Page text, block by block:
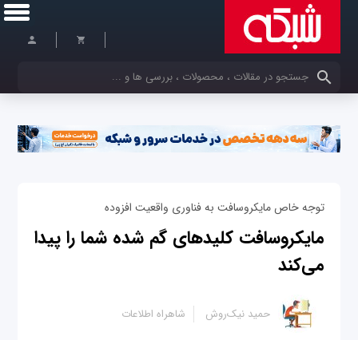
کلمات کلیدی خود را وارد کنید
توجه خاص مایکروسافت به فناوری واقعیت افزوده
مایکروسافت کلید‌های گم شده شما را پیدا
می‌کند
حمید نیک‌روش شاهراه اطلاعات